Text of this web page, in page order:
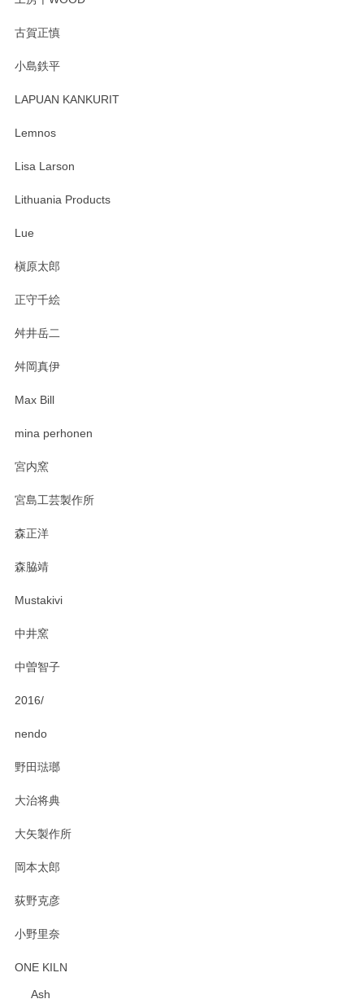
す。 素敵な湯呑みでとても気に入りました。 発送も早く、
たm(_)m
います。無事に届いたようで安心いたしまし
おかけしました。 ありがとうございます。
古賀正慎
小島鉄平
LAPUAN KANKURIT
Lemnos
Lisa Larson
Lithuania Products
Lue
槇原太郎
正守千絵
舛井岳二
舛岡真伊
Max Bill
mina perhonen
宮内窯
宮島工芸製作所
森正洋
森脇靖
Mustakivi
中井窯
中曽智子
2016/
nendo
野田琺瑯
大治将典
大矢製作所
岡本太郎
荻野克彦
小野里奈
ONE KILN
Ash